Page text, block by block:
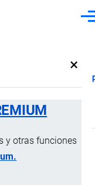
×
y otras funciones
2024